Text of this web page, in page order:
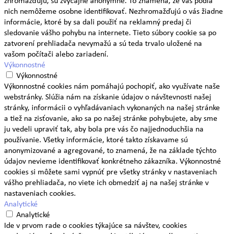
nich nemôžeme osobne identifikovať. Nezhromažďujú o vás žiadne
informácie, ktoré by sa dali použiť na reklamný predaj či
sledovanie vášho pohybu na internete. Tieto súbory cookie sa po
zatvorení prehliadača nevymažú a sú teda trvalo uložené na
vašom počítači alebo zariadení.
Výkonnostné
Výkonnostné
Výkonnostné cookies nám pomáhajú pochopiť, ako využívate naše
webstránky. Slúžia nám na získanie údajov o návštevnosti našej
stránky, informácii o vyhľadávaniach vykonaných na našej stránke
a tiež na zisťovanie, ako sa po našej stránke pohybujete, aby sme
ju vedeli upraviť tak, aby bola pre vás čo najjednoduchšia na
používanie. Všetky informácie, ktoré takto získavame sú
anonymizované a agregované, to znamená, že na základe týchto
údajov nevieme identifikovať konkrétneho zákazníka. Výkonnostné
cookies si môžete sami vypnúť pre všetky stránky v nastaveniach
vášho prehliadača, no viete ich obmedziť aj na našej stránke v
nastaveniach cookies.
Analytické
Analytické
Ide v prvom rade o cookies týkajúce sa návštev, cookies